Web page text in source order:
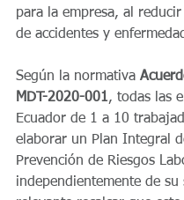
para la empresa, al
de accidentes y
Según la normativa
MDT-2020-001, todas las
Ecuador de 1 a 10
elaborar un Plan Integral
Prevención de Riesgos
independientemente de su